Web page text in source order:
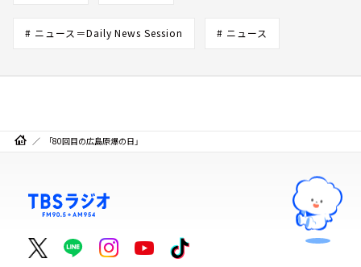
# ニュース＝Daily News Session # ニュース
「80回目の広島原爆の日」